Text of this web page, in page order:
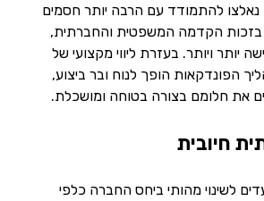
נאלצו להתמודד עם הרבה יותר חסמים
בזכות הקדמה המשפטית והחברתית,
יותר ויותר. בעזרת ליווי מקצועי של
הפונדקאות הופך לנוח ובר ביצוע,
את חלומם בצורה בטוחה ומושכלת.
חיובית
לשינוי מהותי ביחס החברה כלפי